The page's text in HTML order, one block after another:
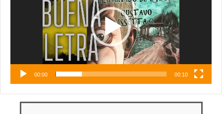
00:00 00:10